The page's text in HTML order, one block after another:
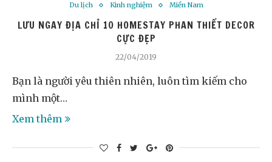
Du lịch Kinh nghiệm Miền Nam
LƯU NGAY ĐỊA CHỈ 10 HOMESTAY PHAN THIẾT DECOR
CỰC ĐẸP
22/04/2019
Bạn là người yêu thiên nhiên, luôn tìm kiếm cho
mình một…
Xem thêm